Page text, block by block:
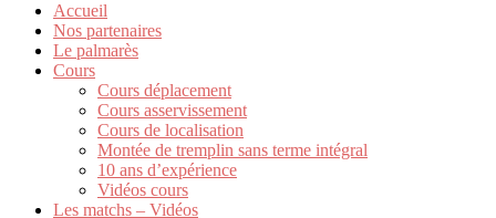
Accueil
Nos partenaires
Le palmarès
Cours
Cours déplacement
Cours asservissement
Cours de localisation
Montée de tremplin sans terme intégral
10 ans d’expérience
Vidéos cours
Les matchs – Vidéos